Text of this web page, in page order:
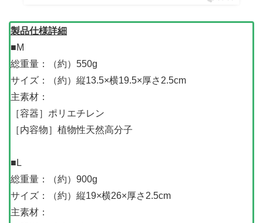
製品仕様詳細
■M
総重量：（約）550g
サイズ：（約）縦13.5×横19.5×厚さ2.5cm
主素材：
［容器］ポリエチレン
［内容物］植物性天然高分子
■L
総重量：（約）900g
サイズ：（約）縦19×横26×厚さ2.5cm
主素材：